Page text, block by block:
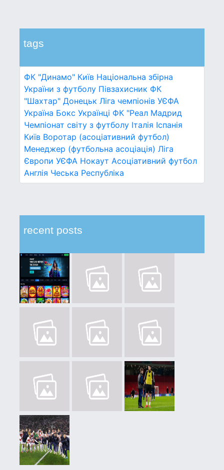
tags
ФК "Динамо" Київ Національна збірна
України з футболу Півзахисник ФК
"Шахтар" Донецьк Ліга чемпіонів УЄФА
Україна Бокс Українці ФК "Реал Мадрид
Чемпіонат світу з футболу Італія Іспанія
Київ Воротар (асоціативний футбол)
Менеджер (футбольна асоціація) Ліга
Європи УЄФА Нокаут Асоціативний футбол
Англія Чеська Республіка
recent posts